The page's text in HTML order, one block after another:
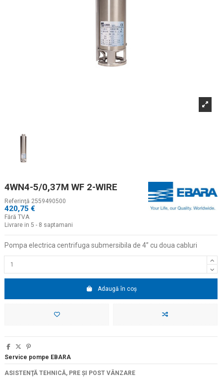
4WN4-5/0,37M WF 2-WIRE
Referinţă 2559490500
420,75 €
Fără TVA
Livrare in 5 - 8 saptamani
Pompa electrica centrifuga submersibila de 4” cu doua cabluri
Adaugă în coș
Service pompe EBARA
ASISTENŢĂ TEHNICĂ, PRE ŞI POST VÂNZARE